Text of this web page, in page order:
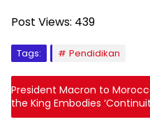
Post Views: 439
Tags: Pendidikan
President Macron to
the King Embodies
Oldest Dynasties, One of